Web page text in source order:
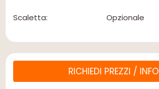
Scaletta: Opzionale
RICHIEDI PREZZI / INFO